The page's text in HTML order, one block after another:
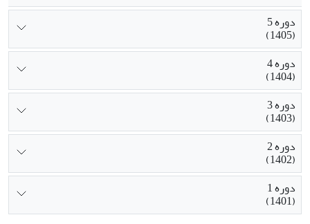
دوره 5
(1405)
دوره 4
(1404)
دوره 3
(1403)
دوره 2
(1402)
دوره 1
(1401)